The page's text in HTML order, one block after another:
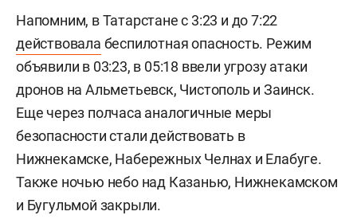
Напомним, в Татарстане с 3:23 и до 7:22
действовала беспилотная опасность. Режим
объявили в 03:23, в 05:18 ввели угрозу атаки
дронов на Альметьевск, Чистополь и Заинск.
Еще через полчаса аналогичные меры
безопасности стали действовать в
Нижнекамске, Набережных Челнах и Елабуге.
Также ночью небо над Казанью, Нижнекамском
и Бугульмой закрыли.